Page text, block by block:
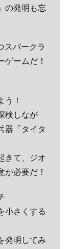
の発明も忘
スパークラ
ゲームだ！
！
検しなが
器「タイタ
きて、ジオ
が必要だ！
小さくする
発明してみ